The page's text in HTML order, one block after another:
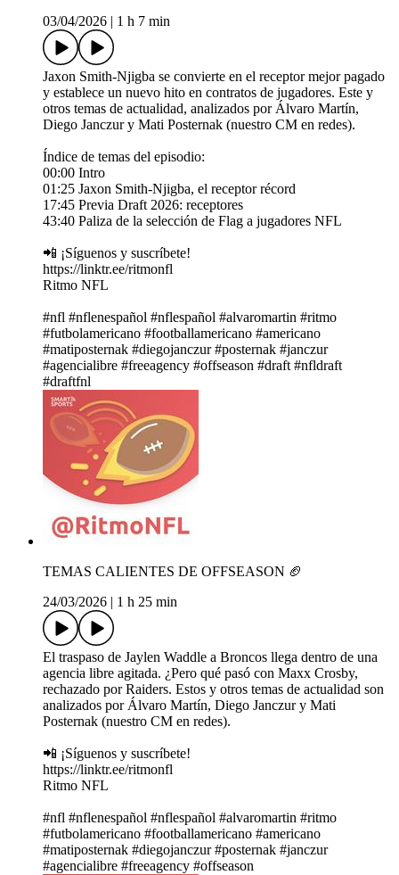
03/04/2026
1 h 7 min
Jaxon Smith-Njigba se convierte en el receptor mejor pagado
y establece un nuevo hito en contratos de jugadores. Este y
otros temas de actualidad, analizados por Álvaro Martín,
Diego Janczur y Mati Posternak (nuestro CM en redes).
Índice de temas del episodio:
00:00 Intro
01:25 Jaxon Smith-Njigba, el receptor récord
17:45 Previa Draft 2026: receptores
43:40 Paliza de la selección de Flag a jugadores NFL
📲 ¡Síguenos y suscríbete!
https://linktr.ee/ritmonfl
Ritmo NFL
#nfl #nflenespañol #nflespañol #alvaromartin #ritmo
#futbolamericano #footballamericano #americano
#matiposternak #diegojanczur #posternak #janczur
#agencialibre #freeagency #offseason #draft #nfldraft
#draftfnl
TEMAS CALIENTES DE OFFSEASON 🏈
24/03/2026
1 h 25 min
El traspaso de Jaylen Waddle a Broncos llega dentro de una
agencia libre agitada. ¿Pero qué pasó con Maxx Crosby,
rechazado por Raiders. Estos y otros temas de actualidad son
analizados por Álvaro Martín, Diego Janczur y Mati
Posternak (nuestro CM en redes).
📲 ¡Síguenos y suscríbete!
https://linktr.ee/ritmonfl
Ritmo NFL
#nfl #nflenespañol #nflespañol #alvaromartin #ritmo
#futbolamericano #footballamericano #americano
#matiposternak #diegojanczur #posternak #janczur
#agencialibre #freeagency #offseason